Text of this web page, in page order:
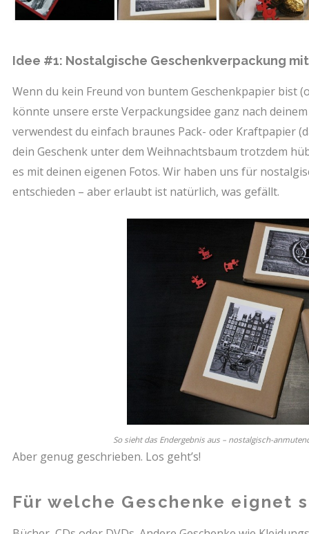
Idee #1: Nostalgische Geschenkverpackung
Wenn du kein Freund von buntem Geschenkpapier bist
könnte unsere erste Verpackungsidee ganz nach
verwendest du einfach braunes Pack- oder Kraftpapier
dein Geschenk unter dem Weihnachtsbaum trotzdem
es mit deinen eigenen Fotos. Wir haben uns für
entschieden – aber erlaubt ist natürlich, was gefällt.
So sieht das Endergebnis aus – nostalgisch-
Aber genug geschrieben. Los geht’s!
Für welche Geschenke eignet